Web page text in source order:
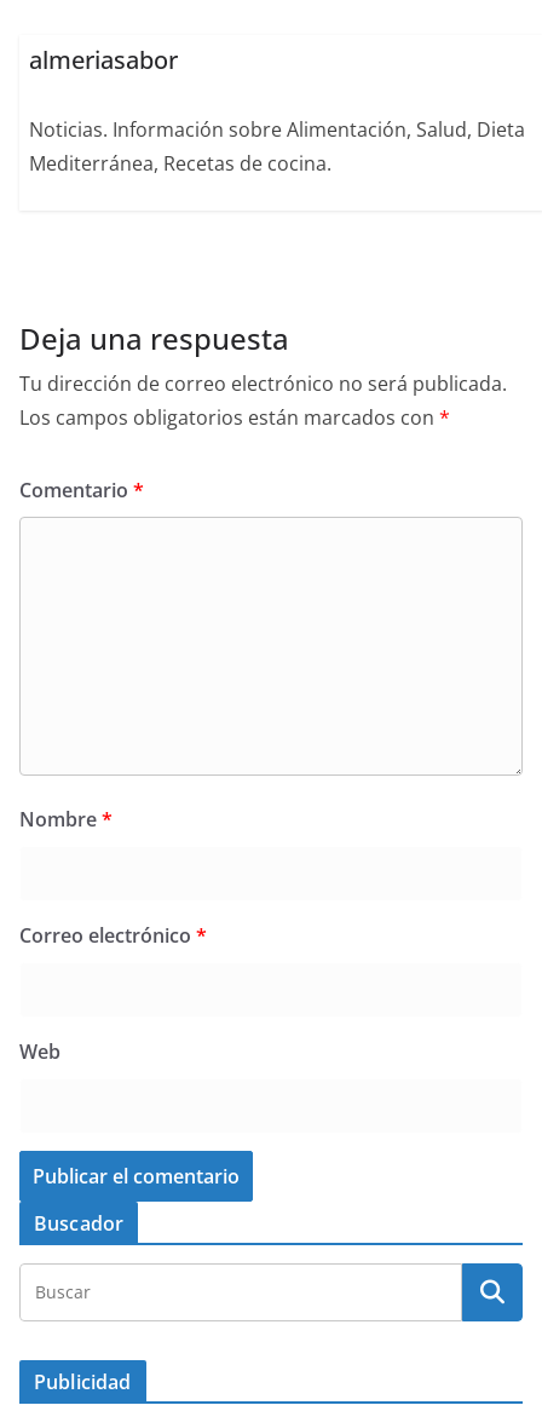
almeriasabor
Noticias. Información sobre Alimentación, Salud, Dieta
Mediterránea, Recetas de cocina.
Deja una respuesta
Tu dirección de correo electrónico no será publicada.
Los campos obligatorios están marcados con *
Comentario *
Nombre*
Correo electrónico *
Web
Buscador
Publicidad